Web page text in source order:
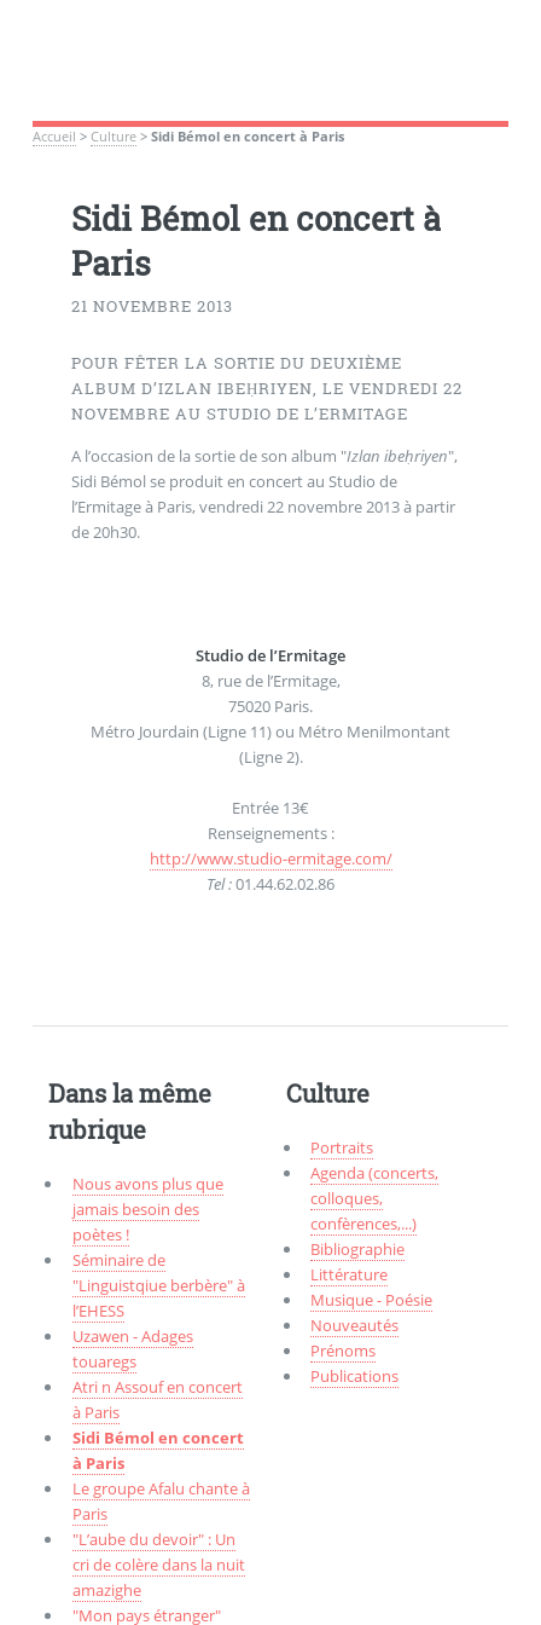
Accueil > Culture> Sidi Bémol en concert à Paris
Sidi Bémol en concert à
Paris
21 NOVEMBRE 2013
POUR FÊTER LA SORTIE DU DEUXIÈME
ALBUM D’IZLAN IBEḤRIYEN, LE VENDREDI 22
NOVEMBRE AU STUDIO DE L’ERMITAGE
A l’occasion de la sortie de son album "Izlan ibeḥriyen",
Sidi Bémol se produit en concert au Studio de
l’Ermitage à Paris, vendredi 22 novembre 2013 à partir
de 20h30.
Studio de l’Ermitage
8, rue de l’Ermitage,
75020 Paris.
Métro Jourdain (Ligne 11) ou Métro Menilmontant
(Ligne 2).
Entrée 13€
Renseignements :
http://www.studio-ermitage.com/
Tel :01.44.62.02.86
Dans la même
rubrique
Nous avons plus que
jamais besoin des
poètes !
Séminaire de
"Linguistqiue berbère" à
l’EHESS
Uzawen - Adages
touaregs
Atri n Assouf en concert
à Paris
Sidi Bémol en concert
à Paris
Le groupe Afalu chante à
Paris
"L’aube du devoir" : Un
cri de colère dans la nuit
amazighe
"Mon pays étranger"
Culture
Portraits
Agenda (concerts,
colloques,
confèrences,...)
Bibliographie
Littérature
Musique - Poésie
Nouveautés
Prénoms
Publications